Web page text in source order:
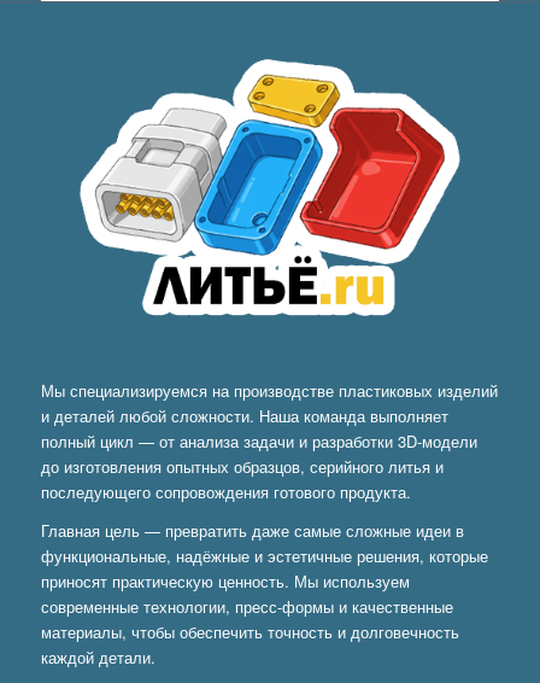
Мы специализируемся на производстве пластиковых изделий
и деталей любой сложности. Наша команда выполняет
полный цикл — от анализа задачи и разработки 3D-модели
до изготовления опытных образцов, серийного литья и
последующего сопровождения готового продукта.
Главная цель — превратить даже самые сложные идеи в
функциональные, надёжные и эстетичные решения, которые
приносят практическую ценность. Мы используем
современные технологии, пресс-формы и качественные
материалы, чтобы обеспечить точность и долговечность
каждой детали.